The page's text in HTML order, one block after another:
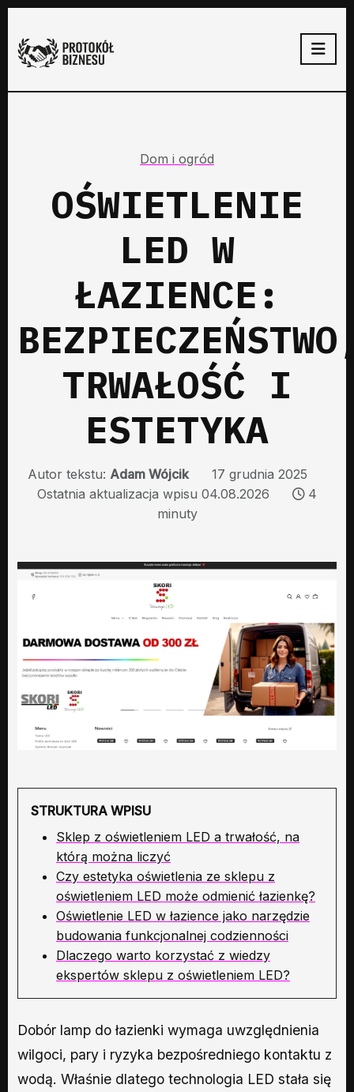
Dom i ogród
OŚWIETLENIE
LED W
ŁAZIENCE:
TRWAŁOŚĆ I
ESTETYKA
Autor tekstu: Adam Wójcik
17 grudnia 2025
Ostatnia aktualizacja wpisu 04.08.2026
4
minuty
STRUKTURA WPISU
Sklep z oświetleniem LED a trwałość, na
którą można liczyć
Czy estetyka oświetlenia ze sklepu z
oświetleniem LED może odmienić łazienkę?
Oświetlenie LED w łazience jako narzędzie
budowania funkcjonalnej codzienności
Dlaczego warto korzystać z wiedzy
ekspertów sklepu z oświetleniem LED?
Dobór lamp do łazienki wymaga uwzględnienia
wilgoci, pary i ryzyka bezpośredniego kontaktu z
wodą. Właśnie dlatego technologia LED stała się